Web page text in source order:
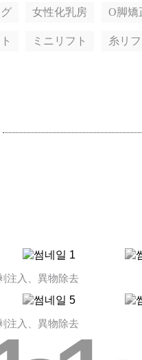
女性化乳房 O脚矯
ミニリフト 糸リフ
注入、異物除去
注入、異物除去